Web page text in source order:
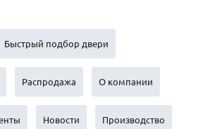
(29)
Быстрый подбор двери
Распродажа О компании
Новости Производство